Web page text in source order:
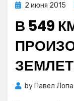
Posted
2 июня 2015
В 549
by Павел